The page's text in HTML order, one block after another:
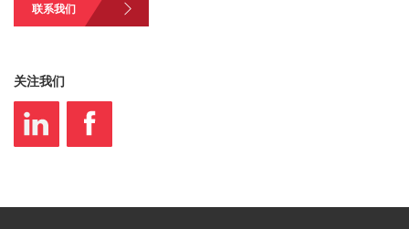
联系我们
关注我们